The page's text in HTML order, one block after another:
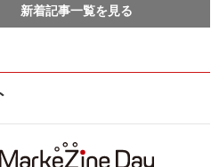
新着記事一覧を見る